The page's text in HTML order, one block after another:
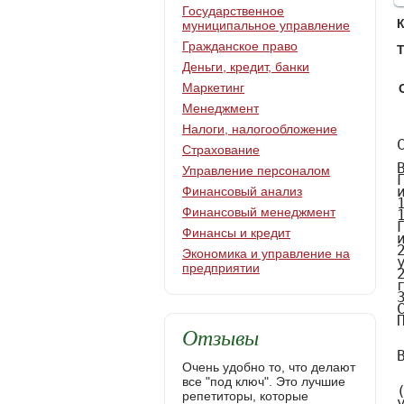
Содержание

Введение………………………………………………………………………….3
Глава 1. Общие положения об управлении государственным имуществом…………………………………………………………………..…6
1.1. Понятие и виды управления государственным имуществом……………6
1.2. Нормативный аспект управления государственным имуществом………12
Глава 2. Современные формы управления государственным имуществом……………………………………………………………………17
2.1. Право хозяйственного ведения
Государственное
муниципальное управление
Гражданское право
Деньги, кредит, банки
Маркетинг
Менеджмент
Налоги, налогообложение
Страхование
Управление персоналом
Финансовый анализ
Финансовый менеджмент
Финансы и кредит
Экономика и управление на
предприятии
Отзывы
Очень удобно то, что делают
все "под ключ". Это лучшие
репетиторы, которые